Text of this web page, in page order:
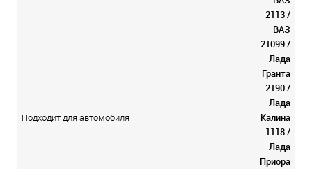
Подходит для автомобиля
2113 /
ВАЗ
21099 /
Лада
Гранта
2190 /
Лада
Калина
1118 /
Лада
Приора